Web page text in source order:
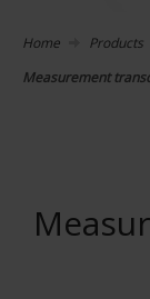
Home Products
Measurement